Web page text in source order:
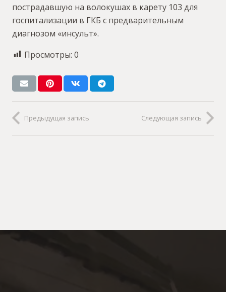
пострадавшую на волокушах в карету 103 для
госпитализации в ГКБ с предварительным
диагнозом «инсульт».
Просмотры: 0
Предыдущая запись Следующая запись